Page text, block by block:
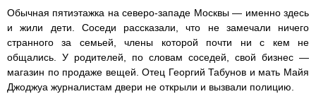
Обычная пятиэтажка на северо-западе Москвы — именно здесь
и жили дети. Соседи рассказали, что не замечали ничего
странного за семьей, члены которой почти ни с кем не
общались. У родителей, по словам соседей, свой бизнес —
магазин по продаже вещей. Отец Георгий Табунов и мать Майя
Джоджуа журналистам двери не открыли и вызвали полицию.